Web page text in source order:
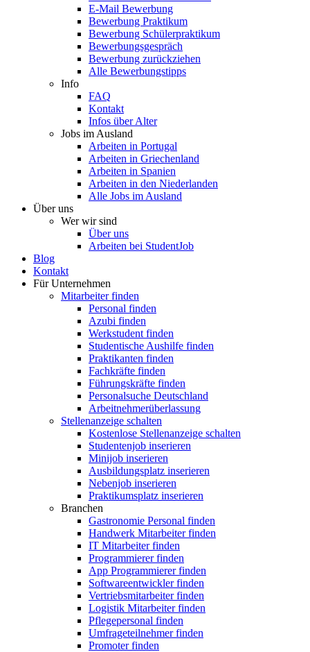
E-Mail Bewerbung
Bewerbung Praktikum
Bewerbung Schülerpraktikum
Bewerbungsgespräch
Bewerbung zurückziehen
Alle Bewerbungstipps
Info
FAQ
Kontakt
Infos über Alter
Jobs im Ausland
Arbeiten in Portugal
Arbeiten in Griechenland
Arbeiten in Spanien
Arbeiten in den Niederlanden
Alle Jobs im Ausland
Über uns
Wer wir sind
Über uns
Arbeiten bei StudentJob
Blog
Kontakt
Für Unternehmen
Mitarbeiter finden
Personal finden
Azubi finden
Werkstudent finden
Studentische Aushilfe finden
Praktikanten finden
Fachkräfte finden
Führungskräfte finden
Personalsuche Deutschland
Arbeitnehmerüberlassung
Stellenanzeige schalten
Kostenlose Stellenanzeige schalten
Studentenjob inserieren
Minijob inserieren
Ausbildungsplatz inserieren
Nebenjob inserieren
Praktikumsplatz inserieren
Branchen
Gastronomie Personal finden
Handwerk Mitarbeiter finden
IT Mitarbeiter finden
Programmierer finden
App Programmierer finden
Softwareentwickler finden
Vertriebsmitarbeiter finden
Logistik Mitarbeiter finden
Pflegepersonal finden
Umfrageteilnehmer finden
Promoter finden